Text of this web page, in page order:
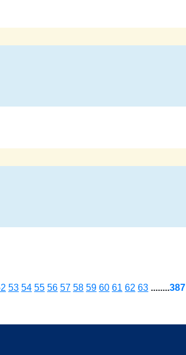
53 54 55 56 57 58 59 60 61 62 63 ........387